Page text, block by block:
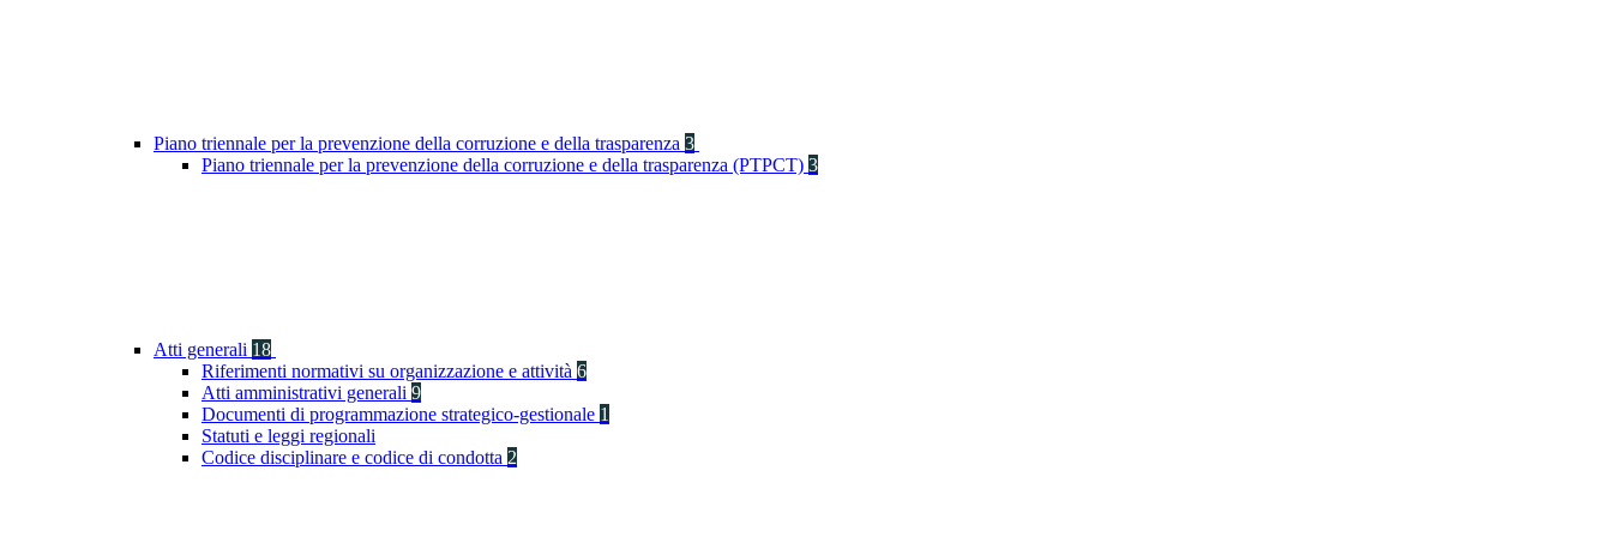
Piano triennale per la prevenzione della corruzione e della trasparenza 3
Piano triennale per la prevenzione della corruzione e della trasparenza (PTPCT) 3
Atti generali 18
Riferimenti normativi su organizzazione e attività 6
Atti amministrativi generali 9
Documenti di programmazione strategico-gestionale 1
Statuti e leggi regionali
Codice disciplinare e codice di condotta 2